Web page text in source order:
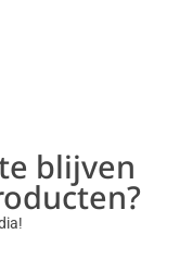
blijven